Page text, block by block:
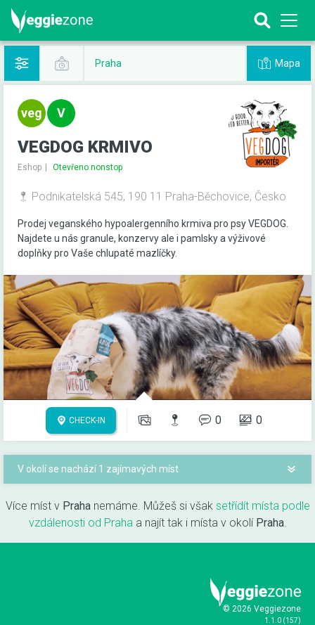
Praha Mapa
VEGDOG KRMIVO
Eshop Otevřeno nonstop
Podnikatelská 545, 190 11 Praha-Běchovice, Česko
Prodej veganského hypoalergenního krmiva pro psy VEGDOG.
Najdete u nás granule, konzervy ale i pamlsky a výživové
doplňky pro Vaše chlupaté mazlíčky.
CHECK-IN 0 0
V okolí se nachází 1 zajímavých míst
Více míst v Prahanemáme. Můžeš si však setřídít místa podle
vzdálenosti od Prahaa najít tak i místa v okolí Praha.
© 2026 Veggiezone
1.1.0 (157)